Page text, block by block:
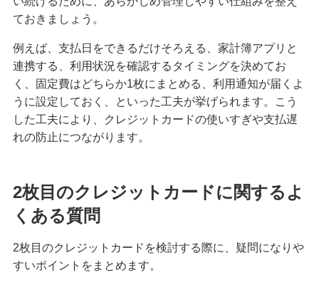
ておきましょう。
例えば、支払日をできるだけそろえる、家計簿アプリと
連携する、利用状況を確認するタイミングを決めてお
く、固定費はどちらか1枚にまとめる、利用通知が届くよ
うに設定しておく、といった工夫が挙げられます。こう
した工夫により、クレジットカードの使いすぎや支払遅
れの防止につながります。
2枚目のクレジットカードに関するよ
くある質問
2枚目のクレジットカードを検討する際に、疑問になりや
すいポイントをまとめます。